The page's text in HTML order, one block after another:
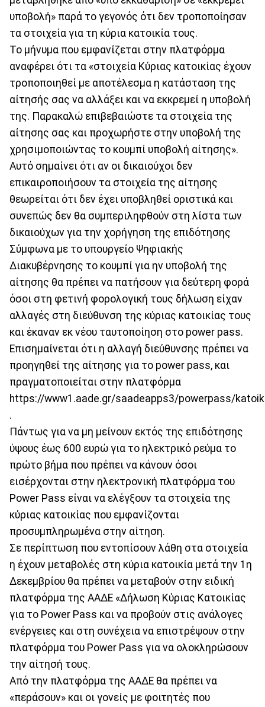
υποβολή» παρά το γεγονός ότι δεν τροποποίησαν
τα στοιχεία για τη κύρια κατοικία τους.
Το μήνυμα που εμφανίζεται στην πλατφόρμα
αναφέρει ότι τα «στοιχεία Κύριας κατοικίας έχουν
τροποποιηθεί με αποτέλεσμα η κατάσταση της
αίτησής σας να αλλάξει και να εκκρεμεί η υποβολή
της. Παρακαλώ επιβεβαιώστε τα στοιχεία της
αίτησης σας και προχωρήστε στην υποβολή της
χρησιμοποιώντας το κουμπί υποβολή αίτησης».
Αυτό σημαίνει ότι αν οι δικαιούχοι δεν
επικαιροποιήσουν τα στοιχεία της αίτησης
θεωρείται ότι δεν έχει υποβληθεί οριστικά και
συνεπώς δεν θα συμπεριληφθούν στη λίστα των
δικαιούχων για την χορήγηση της επιδότησης
Σύμφωνα με το υπουργείο Ψηφιακής
Διακυβέρνησης το κουμπί για ην υποβολή της
αίτησης θα πρέπει να πατήσουν για δεύτερη φορά
όσοι στη φετινή φορολογική τους δήλωση είχαν
αλλαγές στη διεύθυνση της κύριας κατοικίας τους
και έκαναν εκ νέου ταυτοποίηση στο power pass.
Επισημαίνεται ότι η αλλαγή διεύθυνσης πρέπει να
προηγηθεί της αίτησης για το power pass, και
πραγματοποιείται στην πλατφόρμα
https://www1.aade.gr/saadeapps3/powerpass/
.
Πάντως για να μη μείνουν εκτός της επιδότησης
ύψους έως 600 ευρώ για το ηλεκτρικό ρεύμα το
πρώτο βήμα που πρέπει να κάνουν όσοι
εισέρχονται στην ηλεκτρονική πλατφόρμα του
Power Pass είναι να ελέγξουν τα στοιχεία της
κύριας κατοικίας που εμφανίζονται
προσυμπληρωμένα στην αίτηση.
Σε περίπτωση που εντοπίσουν λάθη στα στοιχεία
η έχουν μεταβολές στη κύρια κατοικία μετά την 1η
Δεκεμβρίου θα πρέπει να μεταβούν στην ειδική
πλατφόρμα της ΑΑΔΕ «Δήλωση Κύριας Κατοικίας
για το Power Pass και να προβούν στις ανάλογες
ενέργειες και στη συνέχεια να επιστρέψουν στην
πλατφόρμα του Power Pass για να ολοκληρώσουν
την αίτησή τους.
Από την πλατφόρμα της ΑΑΔΕ θα πρέπει να
«περάσουν» και οι γονείς με φοιτητές που